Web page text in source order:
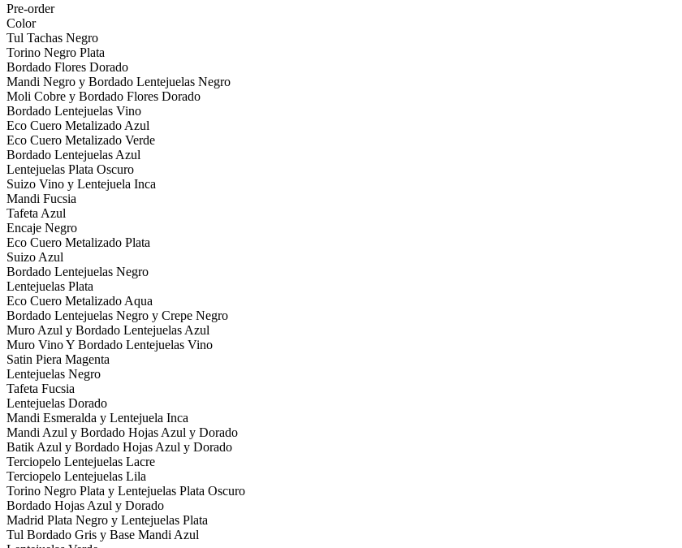
Pre-order
Color
Tul Tachas Negro
Torino Negro Plata
Bordado Flores Dorado
Mandi Negro y Bordado Lentejuelas Negro
Moli Cobre y Bordado Flores Dorado
Bordado Lentejuelas Vino
Eco Cuero Metalizado Azul
Eco Cuero Metalizado Verde
Bordado Lentejuelas Azul
Lentejuelas Plata Oscuro
Suizo Vino y Lentejuela Inca
Mandi Fucsia
Tafeta Azul
Encaje Negro
Eco Cuero Metalizado Plata
Suizo Azul
Bordado Lentejuelas Negro
Lentejuelas Plata
Eco Cuero Metalizado Aqua
Bordado Lentejuelas Negro y Crepe Negro
Muro Azul y Bordado Lentejuelas Azul
Muro Vino Y Bordado Lentejuelas Vino
Satin Piera Magenta
Lentejuelas Negro
Tafeta Fucsia
Lentejuelas Dorado
Mandi Esmeralda y Lentejuela Inca
Mandi Azul y Bordado Hojas Azul y Dorado
Batik Azul y Bordado Hojas Azul y Dorado
Terciopelo Lentejuelas Lacre
Terciopelo Lentejuelas Lila
Torino Negro Plata y Lentejuelas Plata Oscuro
Bordado Hojas Azul y Dorado
Madrid Plata Negro y Lentejuelas Plata
Tul Bordado Gris y Base Mandi Azul